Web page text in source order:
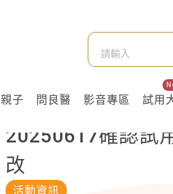
親子 問良醫 影音專區 試用
20250617確認試
改
活動資訊